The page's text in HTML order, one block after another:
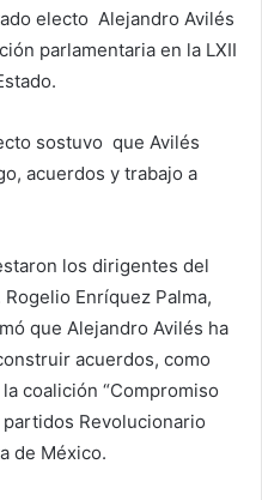
electo Alejandro Avilés
parlamentaria en la LXII
sostuvo que Avilés
acuerdos y trabajo a
los dirigentes del
Rogelio Enríquez Palma,
que Alejandro Avilés ha
acuerdos, como
coalición “Compromiso
partidos Revolucionario
de México.